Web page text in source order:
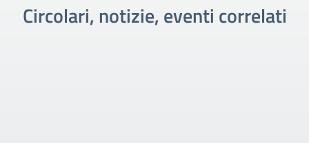
Circolari, notizie, eventi correlati